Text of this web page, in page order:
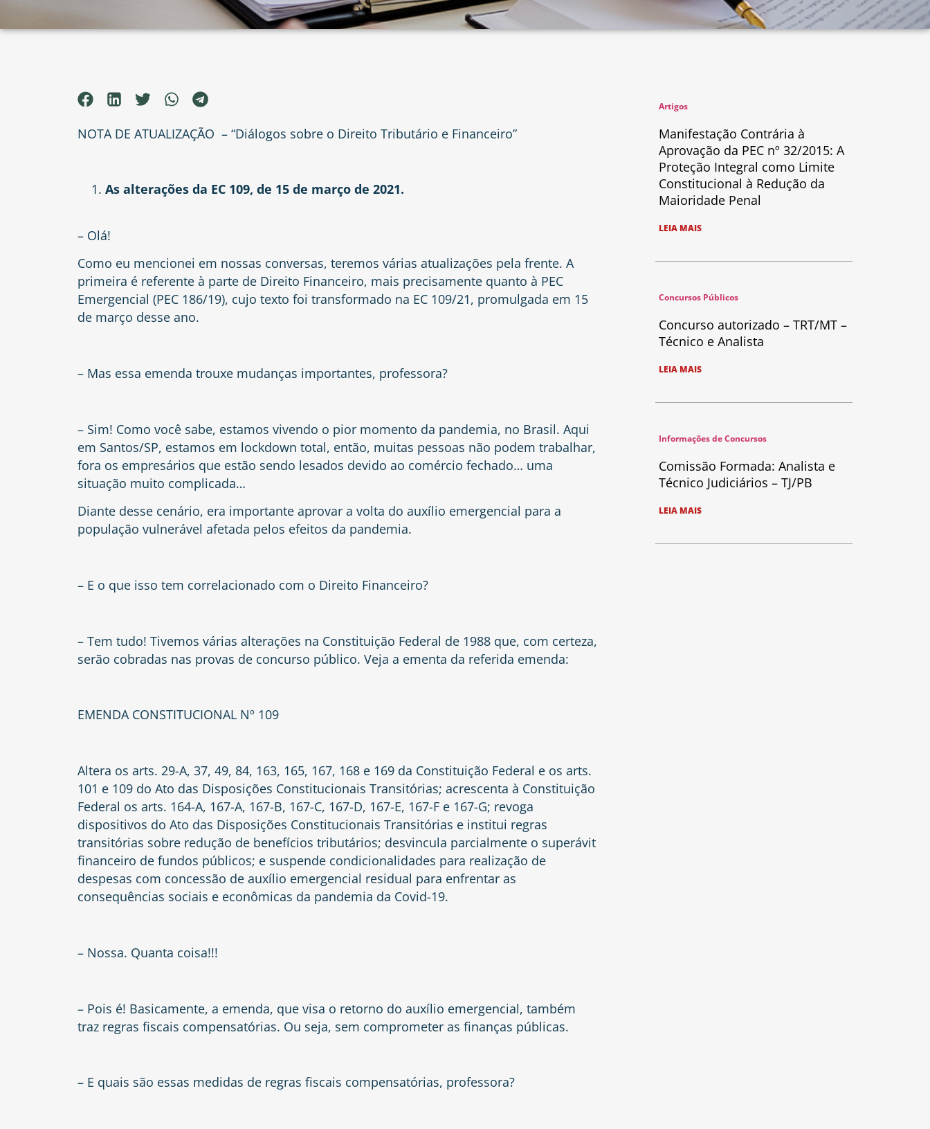
NOTA DE ATUALIZAÇÃO – “Diálogos sobre o Direito Tributário e Financeiro”
As alterações da EC 109, de 15 de março de 2021.
– Olá!
Como eu mencionei em nossas conversas, teremos várias atualizações pela frente. A
primeira é referente à parte de Direito Financeiro, mais precisamente quanto à PEC
Emergencial (PEC 186/19), cujo texto foi transformado na EC 109/21, promulgada em 15
de março desse ano.
– Mas essa emenda trouxe mudanças importantes, professora?
– Sim! Como você sabe, estamos vivendo o pior momento da pandemia, no Brasil. Aqui
em Santos/SP, estamos em lockdown total, então, muitas pessoas não podem trabalhar,
fora os empresários que estão sendo lesados devido ao comércio fechado… uma
situação muito complicada…
Diante desse cenário, era importante aprovar a volta do auxílio emergencial para a
população vulnerável afetada pelos efeitos da pandemia.
– E o que isso tem correlacionado com o Direito Financeiro?
– Tem tudo! Tivemos várias alterações na Constituição Federal de 1988 que, com certeza,
serão cobradas nas provas de concurso público. Veja a ementa da referida emenda:
EMENDA CONSTITUCIONAL Nº 109
Altera os arts. 29-A, 37, 49, 84, 163, 165, 167, 168 e 169 da Constituição Federal e os arts.
101 e 109 do Ato das Disposições Constitucionais Transitórias; acrescenta à Constituição
Federal os arts. 164-A, 167-A, 167-B, 167-C, 167-D, 167-E, 167-F e 167-G; revoga
dispositivos do Ato das Disposições Constitucionais Transitórias e institui regras
transitórias sobre redução de benefícios tributários; desvincula parcialmente o superávit
financeiro de fundos públicos; e suspende condicionalidades para realização de
despesas com concessão de auxílio emergencial residual para enfrentar as
consequências sociais e econômicas da pandemia da Covid-19.
– Nossa. Quanta coisa!!!
– Pois é! Basicamente, a emenda, que visa o retorno do auxílio emergencial, também
traz regras fiscais compensatórias. Ou seja, sem comprometer as finanças públicas.
– E quais são essas medidas de regras fiscais compensatórias, professora?
Artigos
Manifestação Contrária à
Aprovação da PEC nº 32/2015: A
Proteção Integral como Limite
Constitucional à Redução da
Maioridade Penal
LEIA MAIS
Concursos Públicos
Concurso autorizado – TRT/MT –
Técnico e Analista
LEIA MAIS
Informações de Concursos
Comissão Formada: Analista e
Técnico Judiciários – TJ/PB
LEIA MAIS